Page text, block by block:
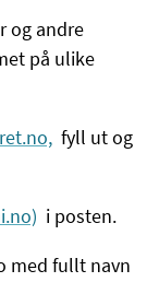
og andre
på ulike
fyll ut og
i posten.
med fullt navn